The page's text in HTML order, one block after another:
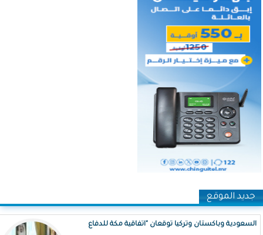
جديد الموقع
السعودية وباكستان وتركيا توقعان "اتفاقية مكة للدفاع